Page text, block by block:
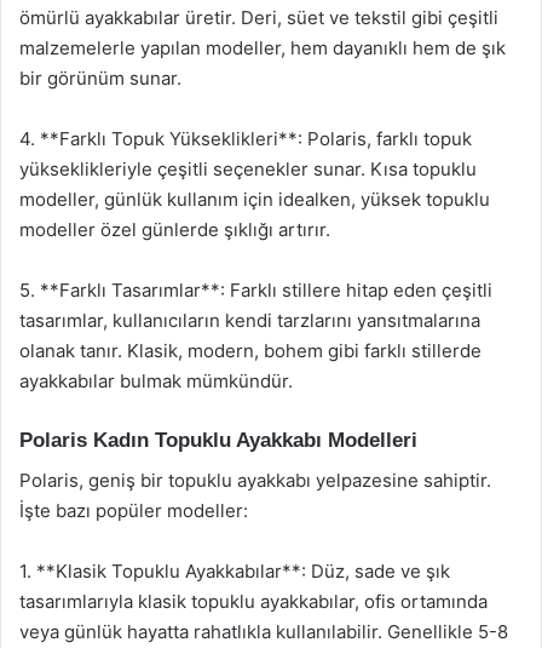
ömürlü ayakkabılar üretir. Deri, süet ve tekstil gibi çeşitli
malzemelerle yapılan modeller, hem dayanıklı hem de şık
bir görünüm sunar.
4. **Farklı Topuk Yükseklikleri**: Polaris, farklı topuk
yükseklikleriyle çeşitli seçenekler sunar. Kısa topuklu
modeller, günlük kullanım için idealken, yüksek topuklu
modeller özel günlerde şıklığı artırır.
5. **Farklı Tasarımlar**: Farklı stillere hitap eden çeşitli
tasarımlar, kullanıcıların kendi tarzlarını yansıtmalarına
olanak tanır. Klasik, modern, bohem gibi farklı stillerde
ayakkabılar bulmak mümkündür.
Polaris Kadın Topuklu Ayakkabı Modelleri
Polaris, geniş bir topuklu ayakkabı yelpazesine sahiptir.
İşte bazı popüler modeller:
1. **Klasik Topuklu Ayakkabılar**: Düz, sade ve şık
tasarımlarıyla klasik topuklu ayakkabılar, ofis ortamında
veya günlük hayatta rahatlıkla kullanılabilir. Genellikle 5-8